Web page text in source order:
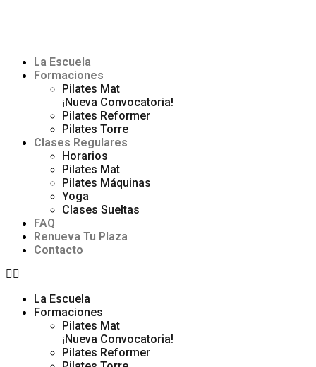
La Escuela
Formaciones
Pilates Mat
¡Nueva Convocatoria!
Pilates Reformer
Pilates Torre
Clases Regulares
Horarios
Pilates Mat
Pilates Máquinas
Yoga
Clases Sueltas
FAQ
Renueva Tu Plaza
Contacto
La Escuela
Formaciones
Pilates Mat
¡Nueva Convocatoria!
Pilates Reformer